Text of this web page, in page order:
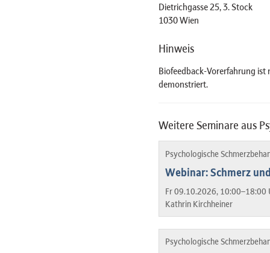
Dietrichgasse 25, 3. Stock
1030 Wien
Hinweis
Biofeedback-Vorerfahrung ist
demonstriert.
Weitere Seminare aus
Psychologische
Webinar: Schmerz
Fr 09.10.2026, 10:00–18:00
Kathrin Kirchheiner
Psychologische